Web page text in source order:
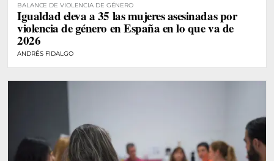
BALANCE DE VIOLENCIA DE GÉNERO
Igualdad eleva a 35 las mujeres asesinadas por
violencia de género en España en lo que va de
2026
ANDRÉS FIDALGO